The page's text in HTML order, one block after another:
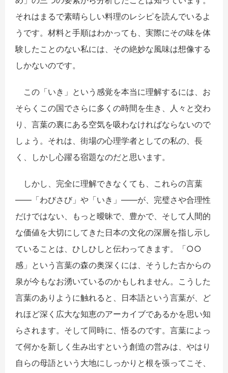
それはまるで素晴らしい料理のレシピを読んでいるよ
うです。材料と手順はわかっても、実際にその味を体
験したことのない私には、その絶妙な風味は想像する
しかないのです。
この「いき」という感覚を本当に理解するには、お
そらくこの国でさらに多くの時間を生き、人々と交わ
り、言葉の裏にある空気を吸わなければならないので
しょう。それは、街場の心理学者としての私の、長
く、しかし心躍る宿題なのだと思います。
しかし、完全に理解できなくても、これらの言葉
――「わびさび」や「いき」――が、完璧さや合理性
だけではない、もっと曖昧で、豊かで、そして人間的
な価値を大切にしてきた日本の文化の深層を指し示し
ていることは、ひしひしと伝わってきます。「○○
感」という言葉の森の奥深くには、そうした古からの
泉が今もなお湧いているのかもしれません。こうした
言葉のありように触れると、日本語という言葉が、ど
れほど深く広大な知恵のアーカイブであるかを思い知
らされます。そして同時に、悟るのです。言葉によっ
て何かを新しく生み出すという創造の営みは、やはり
自らの母語という大地にしっかりと根を張ってこそ、